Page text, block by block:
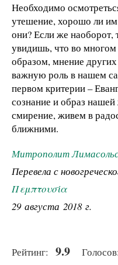
Необходимо
утешение, хорошо ли
они? Если же наоборот,
увидишь, что во многом
образом, мнение
важную роль в нашем
первом критерии –
сознание и образ
смирение, живем в
ближними.
Митрополит
Перевела с
Πεμπτουσία
29 августа 2018 г.
Рейтинг: 9.9 Голосов: